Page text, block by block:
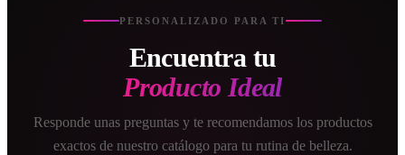
PERSONALIZADO PARA TI
Encuentra tu
Producto Ideal
Responde unas preguntas y te recomendamos los productos
exactos de nuestro catálogo para tu rutina de belleza.